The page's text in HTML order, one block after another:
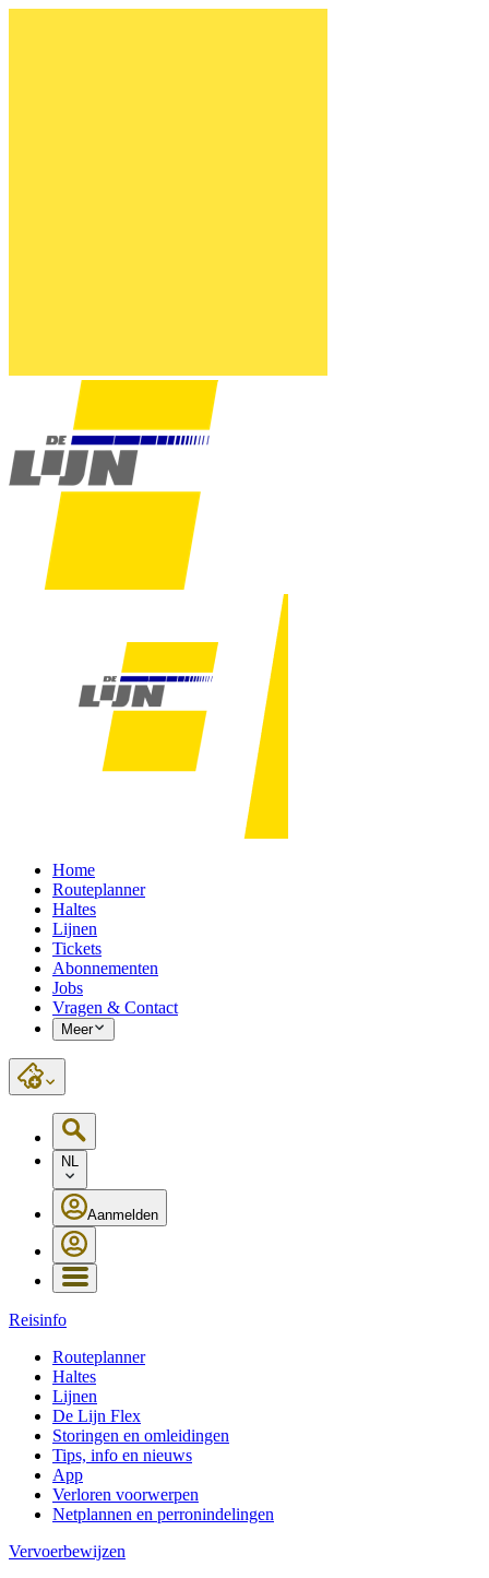
Home
Routeplanner
Haltes
Lijnen
Tickets
Abonnementen
Jobs
Vragen & Contact
Meer
NL
Aanmelden
Reisinfo
Routeplanner
Haltes
Lijnen
De Lijn Flex
Storingen en omleidingen
Tips, info en nieuws
App
Verloren voorwerpen
Netplannen en perronindelingen
Vervoerbewijzen